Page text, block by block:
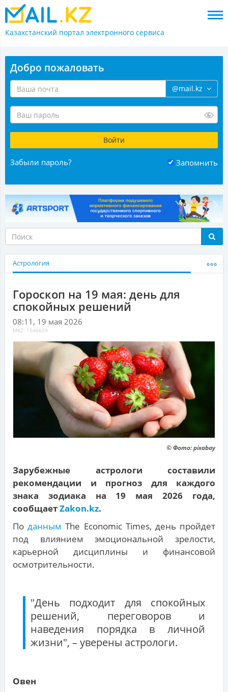
Казахстанский портал электронного сервиса
Добро пожаловать
@mail.kz
Забыли пароль? Запомнить
Астрология
Гороскоп на 19 мая: день для
спокойных решений
08:11, 19 мая 2026
MKZ: 1546659
© Фото: pixabay
Зарубежные астрологи составили
рекомендации и прогноз для каждого
знака зодиака на 19 мая 2026 года,
сообщаетZakon.kz.
Поданным The Economic Times, день пройдет
под влиянием эмоциональной зрелости,
карьерной дисциплины и финансовой
осмотрительности.
"День подходит для спокойных
решений, переговоров и
наведения порядка в личной
жизни", – уверены астрологи.
Овен